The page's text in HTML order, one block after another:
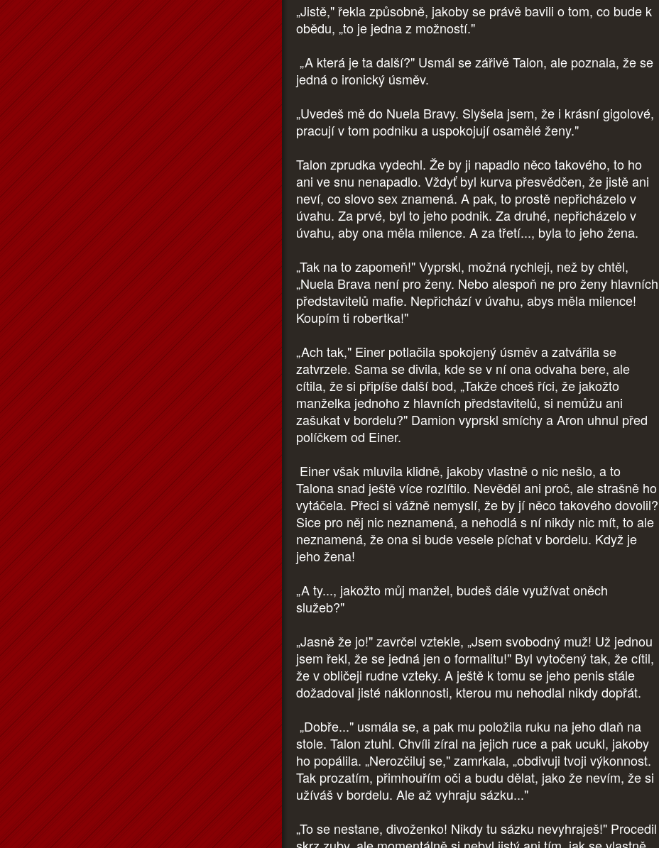
„Jistě," řekla způsobně, jakoby se právě bavili o tom, co bude k
obědu, „to je jedna z možností."
„A která je ta další?" Usmál se zářivě Talon, ale poznala, že se
jedná o ironický úsměv.
„Uvedeš mě do Nuela Bravy. Slyšela jsem, že i krásní gigolové,
pracují v tom podniku a uspokojují osamělé ženy."
Talon zprudka vydechl. Že by ji napadlo něco takového, to ho
ani ve snu nenapadlo. Vždyť byl kurva přesvědčen, že jistě ani
neví, co slovo sex znamená. A pak, to prostě nepřicházelo v
úvahu. Za prvé, byl to jeho podnik. Za druhé, nepřicházelo v
úvahu, aby ona měla milence. A za třetí..., byla to jeho žena.
„Tak na to zapomeň!" Vyprskl, možná rychleji, než by chtěl,
„Nuela Brava není pro ženy. Nebo alespoň ne pro ženy hlavních
představitelů mafie. Nepřichází v úvahu, abys měla milence!
Koupím ti robertka!"
„Ach tak," Einer potlačila spokojený úsměv a zatvářila se
zatvrzele. Sama se divila, kde se v ní ona odvaha bere, ale
cítila, že si připíše další bod, „Takže chceš říci, že jakožto
manželka jednoho z hlavních představitelů, si nemůžu ani
zašukat v bordelu?" Damion vyprskl smíchy a Aron uhnul před
políčkem od Einer.
Einer však mluvila klidně, jakoby vlastně o nic nešlo, a to
Talona snad ještě více rozlítilo. Nevěděl ani proč, ale strašně ho
vytáčela. Přeci si vážně nemyslí, že by jí něco takového dovolil?
Sice pro něj nic neznamená, a nehodlá s ní nikdy nic mít, to ale
neznamená, že ona si bude vesele píchat v bordelu. Když je
jeho žena!
„A ty..., jakožto můj manžel, budeš dále využívat oněch
služeb?"
„Jasně že jo!" zavrčel vztekle, „Jsem svobodný muž! Už jednou
jsem řekl, že se jedná jen o formalitu!" Byl vytočený tak, že cítil,
že v obličeji rudne vzteky. A ještě k tomu se jeho penis stále
dožadoval jisté náklonnosti, kterou mu nehodlal nikdy dopřát.
„Dobře..." usmála se, a pak mu položila ruku na jeho dlaň na
stole. Talon ztuhl. Chvíli zíral na jejich ruce a pak ucukl, jakoby
ho popálila. „Nerozčiluj se," zamrkala, „obdivuji tvoji výkonnost.
Tak prozatím, přimhouřím oči a budu dělat, jako že nevím, že si
užíváš v bordelu. Ale až vyhraju sázku..."
„To se nestane, divoženko! Nikdy tu sázku nevyhraješ!" Procedil